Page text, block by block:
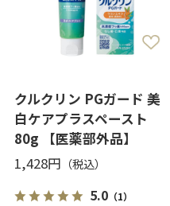
クルクリン PGガード 美
白ケアプラスペースト
80g 【医薬部外品】
1,428円
5.0（1）